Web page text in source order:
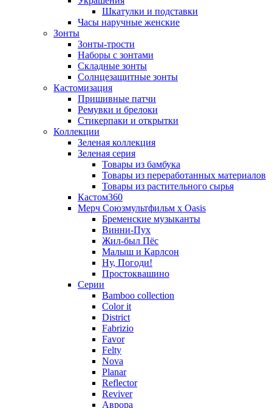
Шкатулки и подставки
Часы наручные женские
Зонты
Зонты-трости
Наборы с зонтами
Складные зонты
Солнцезащитные зонты
Кастомизация
Пришивные патчи
Ремувки и брелоки
Стикерпаки и открытки
Коллекции
Зеленая коллекция
Зеленая серия
Товары из бамбука
Товары из переработанных материалов
Товары из растительного сырья
Кастом360
Мерч Союзмультфильм х Oasis
Бременские музыканты
Винни-Пух
Жил-был Пёс
Малыш и Карлсон
Ну, Погоди!
Простоквашино
Серии
Bamboo collection
Color it
District
Fabrizio
Favor
Felty
Nova
Planar
Reflector
Reviver
Аврора